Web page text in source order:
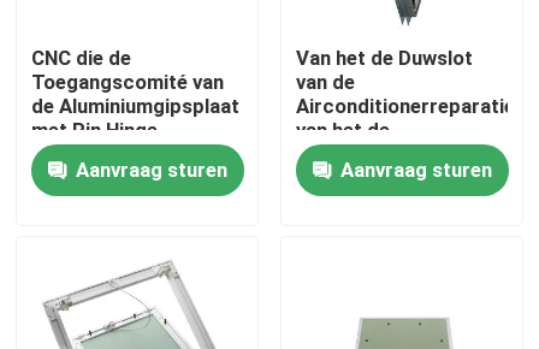
Huis
Producten
Ongeveer ons
CNC die de
Toegangscomité van
de Aluminiumgipsplaat
met Pin Hinge
machinaal bewerken
Aanvraag sturen
Van het de Duwslot
van de
Airconditionerreparatie
van het de
Valdeuraluminium de
Toegangscomité
Aanvraag sturen